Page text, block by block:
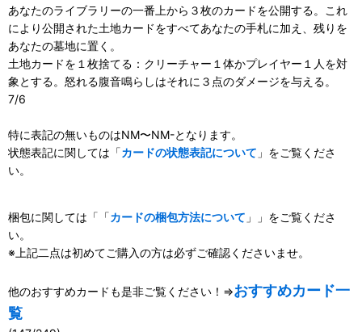
あなたのライブラリーの一番上から３枚のカードを公開する。これ
により公開された土地カードをすべてあなたの手札に加え、残りを
あなたの墓地に置く。
土地カードを１枚捨てる：クリーチャー１体かプレイヤー１人を対
象とする。怒れる腹音鳴らしはそれに３点のダメージを与える。
7/6
特に表記の無いものはNM〜NM-となります。
状態表記に関しては「カードの状態表記について 」をご覧くださ
い。
梱包に関しては「「カードの梱包方法について 」」をご覧くださ
い。
※上記二点は初めてご購入の方は必ずご確認くださいませ。
他のおすすめカードも是非ご覧ください！⇒おすすめカード一
覧